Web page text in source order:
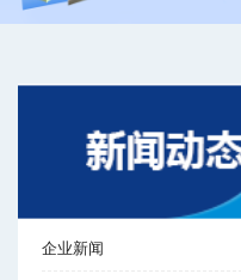
企业新闻